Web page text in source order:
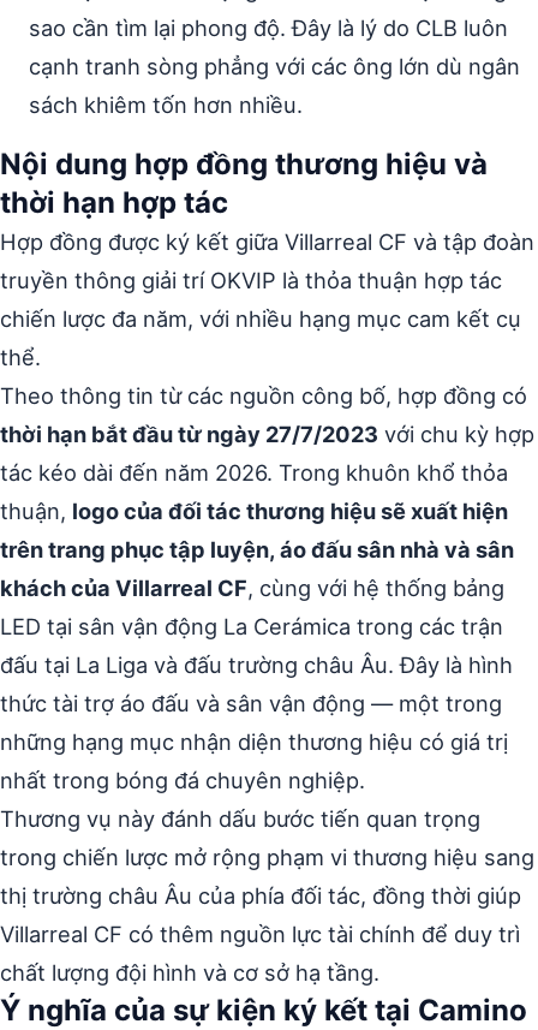
sao cần tìm lại phong độ. Đây là lý do CLB luôn
cạnh tranh sòng phẳng với các ông lớn dù ngân
sách khiêm tốn hơn nhiều.
Nội dung hợp đồng thương hiệu và
thời hạn hợp tác
Hợp đồng được ký kết giữa Villarreal CF và tập đoàn
truyền thông giải trí OKVIP là thỏa thuận hợp tác
chiến lược đa năm, với nhiều hạng mục cam kết cụ
thể.
Theo thông tin từ các nguồn công bố, hợp đồng có
thời hạn bắt đầu từ ngày 27/7/2023 với chu kỳ hợp
tác kéo dài đến năm 2026. Trong khuôn khổ thỏa
thuận, logo của đối tác thương hiệu sẽ xuất hiện
trên trang phục tập luyện, áo đấu sân nhà và sân
khách của Villarreal CF, cùng với hệ thống bảng
LED tại sân vận động La Cerámica trong các trận
đấu tại La Liga và đấu trường châu Âu. Đây là hình
thức tài trợ áo đấu và sân vận động — một trong
những hạng mục nhận diện thương hiệu có giá trị
nhất trong bóng đá chuyên nghiệp.
Thương vụ này đánh dấu bước tiến quan trọng
trong chiến lược mở rộng phạm vi thương hiệu sang
thị trường châu Âu của phía đối tác, đồng thời giúp
Villarreal CF có thêm nguồn lực tài chính để duy trì
chất lượng đội hình và cơ sở hạ tầng.
Ý nghĩa của sự kiện ký kết tại Camino